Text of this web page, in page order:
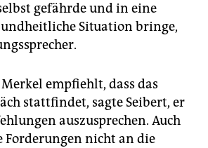
gefährde und in eine
Situation bringe,
empfiehlt, dass das
stattfindet, sagte Seibert, er
auszusprechen. Auch
Forderungen nicht an die